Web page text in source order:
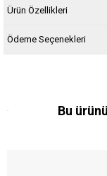
Ürün Özellikleri
Ödeme Seçenekleri
Bu